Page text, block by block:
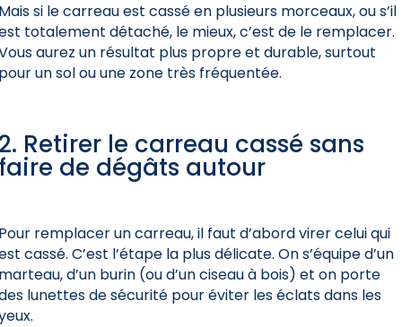
si le carreau est cassé en plusieurs morceaux, ou s’il
totalement détaché, le mieux, c’est de le remplacer.
aurez un résultat plus propre et durable, surtout
un sol ou une zone très fréquentée.
Retirer le carreau cassé sans
de dégâts autour
remplacer un carreau, il faut d’abord virer celui qui
cassé. C’est l’étape la plus délicate. On s’équipe d’un
d’un burin (ou d’un ciseau à bois) et on porte
lunettes de sécurité pour éviter les éclats dans les